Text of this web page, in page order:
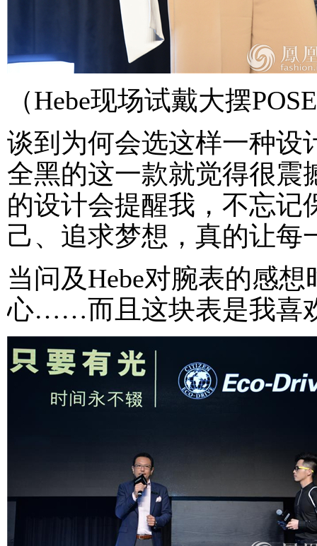
（Hebe现场试戴大摆
谈到为何会选这样一种设
全黑的这一款就觉得很
的设计会提醒我，不忘记
己、追求梦想，真的让
当问及Hebe对腕表的感
心……而且这块表是我喜